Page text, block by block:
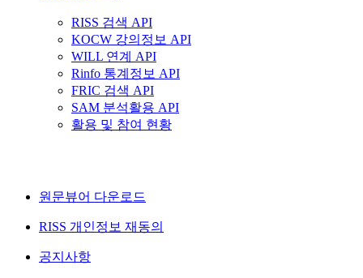
RISS 검색 API
KOCW 강의정보 API
WILL 연계 API
Rinfo 통계정보 API
FRIC 검색 API
SAM 분석활용 API
활용 및 참여 현황
원문뷰어 다운로드
RISS 개인정보 재동의
공지사항